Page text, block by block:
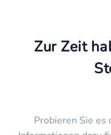
Zur Zeit
Probieren Sie